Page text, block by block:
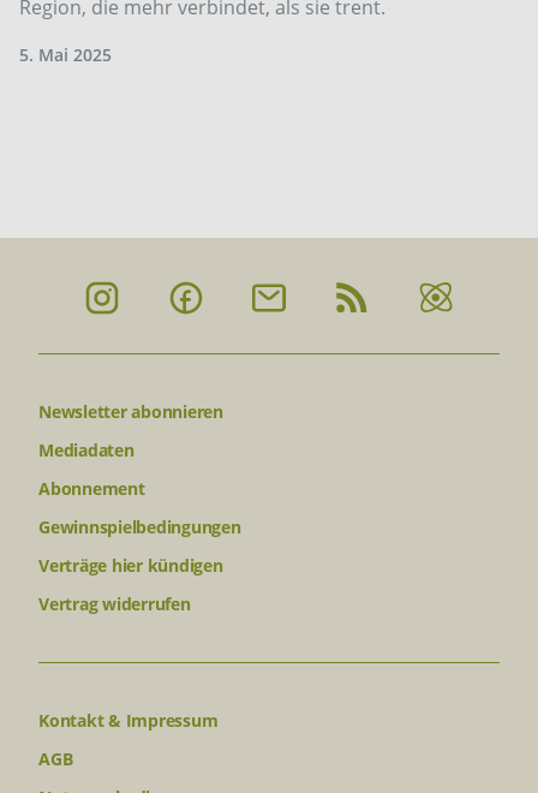
Region, die mehr verbindet, als sie trent.
5. Mai 2025
Newsletter abonnieren
Mediadaten
Abonnement
Gewinnspielbedingungen
Verträge hier kündigen
Vertrag widerrufen
Kontakt & Impressum
AGB